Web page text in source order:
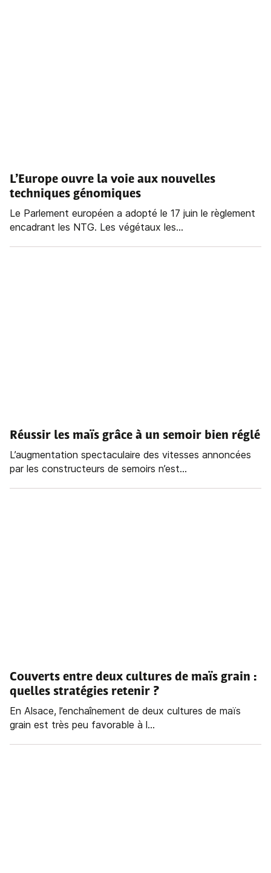
L’Europe ouvre la voie aux nouvelles
techniques génomiques
Le Parlement européen a adopté le 17 juin le règlement
encadrant les NTG. Les végétaux les...
Réussir les maïs grâce à un semoir bien réglé
L’augmentation spectaculaire des vitesses annoncées
par les constructeurs de semoirs n’est...
Couverts entre deux cultures de maïs grain :
quelles stratégies retenir ?
En Alsace, l’enchaînement de deux cultures de maïs
grain est très peu favorable à l...